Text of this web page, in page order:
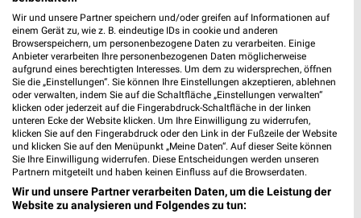
Fellbacher Wochenblatt KW 44
Gültig bis Sa. 28.11.
0 km
Gültig bis Do. 28.01.
Stuttgarter Zeitung Stuttgarter Zeitung
Wir und unsere Partner speichern und/oder greifen auf Informationen auf
einem Gerät zu, wie z. B. eindeutige IDs in cookie und anderen
Browserspeichern, um personenbezogene Daten zu verarbeiten. Einige
Anbieter verarbeiten Ihre personenbezogenen Daten möglicherweise
aufgrund eines berechtigten Interesses. Um dem zu widersprechen, öffnen
Sie die „Einstellungen“. Sie können Ihre Einstellungen akzeptieren, ablehnen
oder verwalten, indem Sie auf die Schaltfläche „Einstellungen verwalten“
klicken oder jederzeit auf die Fingerabdruck-Schaltfläche in der linken
unteren Ecke der Website klicken. Um Ihre Einwilligung zu widerrufen,
klicken Sie auf den Fingerabdruck oder den Link in der Fußzeile der Website
und klicken Sie auf den Menüpunkt „Meine Daten“. Auf dieser Seite können
Sie Ihre Einwilligung widerrufen. Diese Entscheidungen werden unseren
Partnern mitgeteilt und haben keinen Einfluss auf die Browserdaten.
Wir und unsere Partner verarbeiten Daten, um die Leistung der
Website zu analysieren und Folgendes zu tun: